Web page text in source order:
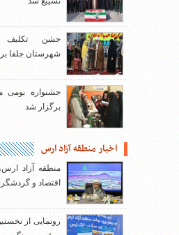
جشن تکلیف
شهرستان جلفا
جشنواره بومی
برگزار شد
اخبار منطقه آزاد ارس
منطقه آزاد
اقتصاد و
رونمایی از